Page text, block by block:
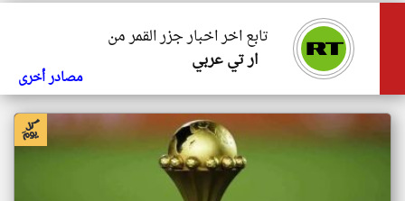
تابع اخر اخبار جزر القمر من
ار تي عربي
مصادر أخرى